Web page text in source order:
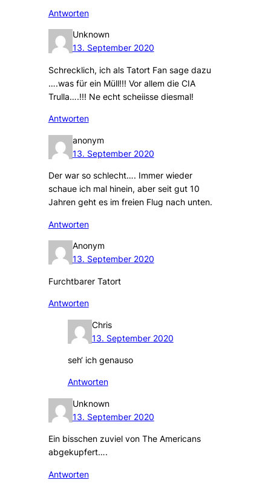
Antworten
Unknown
13. September 2020
Schrecklich, ich als Tatort Fan sage dazu
….was für ein Müll!!! Vor allem die CIA
Trulla….!!! Ne echt scheiisse diesmal!
Antworten
anonym
13. September 2020
Der war so schlecht…. Immer wieder
schaue ich mal hinein, aber seit gut 10
Jahren geht es im freien Flug nach unten.
Antworten
Anonym
13. September 2020
Furchtbarer Tatort
Antworten
Chris
13. September 2020
seh‘ ich genauso
Antworten
Unknown
13. September 2020
Ein bisschen zuviel von The Americans
abgekupfert….
Antworten